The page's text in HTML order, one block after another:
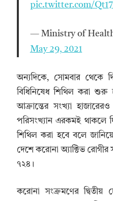
pic.twitter.com/
— Ministry of
May 29, 2021
অন্যদিকে, সোমবার থেকে
বিধিনিষেধ শিথিল করা
আক্রান্তের সংখ্যা
পরিসংখ্যান এরকমই থাকলে
শিথিল করা হবে বলে
দেশে করোনা অ্যাক্টিভ
৭২৪।
করোনা সংক্রমণের